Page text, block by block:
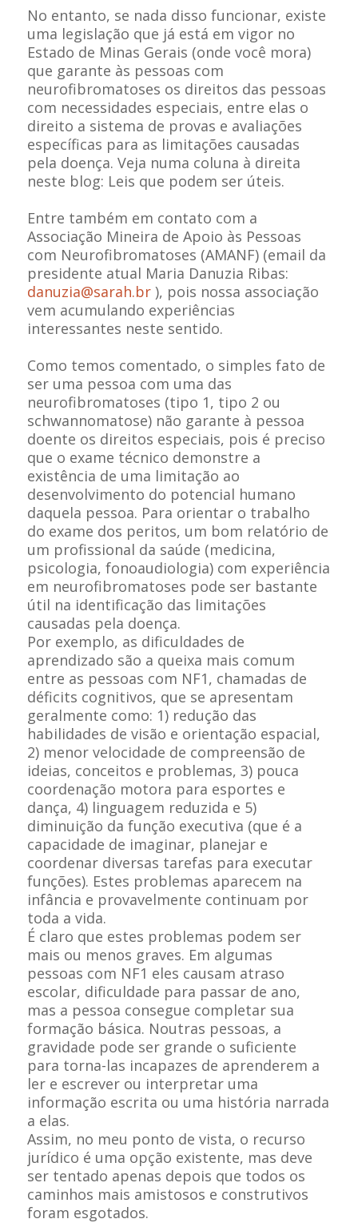
No entanto, se nada disso funcionar, existe
uma legislação que já está em vigor no
Estado de Minas Gerais (onde você mora)
que garante às pessoas com
neurofibromatoses os direitos das pessoas
com necessidades especiais, entre elas o
direito a sistema de provas e avaliações
específicas para as limitações causadas
pela doença. Veja numa coluna à direita
neste blog: Leis que podem ser úteis.
Entre também em contato com a
Associação Mineira de Apoio às Pessoas
com Neurofibromatoses (AMANF) (email da
presidente atual Maria Danuzia Ribas:
danuzia@sarah.br), pois nossa associação
vem acumulando experiências
interessantes neste sentido.
Como temos comentado, o simples fato de
ser uma pessoa com uma das
neurofibromatoses (tipo 1, tipo 2 ou
schwannomatose) não garante à pessoa
doente os direitos especiais, pois é preciso
que o exame técnico demonstre a
existência de uma limitação ao
desenvolvimento do potencial humano
daquela pessoa. Para orientar o trabalho
do exame dos peritos, um bom relatório de
um profissional da saúde (medicina,
psicologia, fonoaudiologia) com experiência
em neurofibromatoses pode ser bastante
útil na identificação das limitações
causadas pela doença.
Por exemplo, as dificuldades de
aprendizado são a queixa mais comum
entre as pessoas com NF1, chamadas de
déficits cognitivos, que se apresentam
geralmente como: 1) redução das
habilidades de visão e orientação espacial,
2) menor velocidade de compreensão de
ideias, conceitos e problemas, 3) pouca
coordenação motora para esportes e
dança, 4) linguagem reduzida e 5)
diminuição da função executiva (que é a
capacidade de imaginar, planejar e
coordenar diversas tarefas para executar
funções). Estes problemas aparecem na
infância e provavelmente continuam por
toda a vida.
É claro que estes problemas podem ser
mais ou menos graves. Em algumas
pessoas com NF1 eles causam atraso
escolar, dificuldade para passar de ano,
mas a pessoa consegue completar sua
formação básica. Noutras pessoas, a
gravidade pode ser grande o suficiente
para torna-las incapazes de aprenderem a
ler e escrever ou interpretar uma
informação escrita ou uma história narrada
a elas.
Assim, no meu ponto de vista, o recurso
jurídico é uma opção existente, mas deve
ser tentado apenas depois que todos os
caminhos mais amistosos e construtivos
foram esgotados.